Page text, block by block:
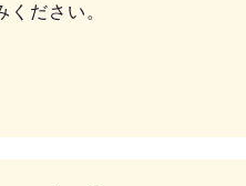
ださい。